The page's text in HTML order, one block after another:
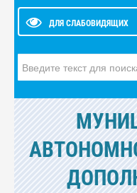
ДЛЯ СЛАБОВИДЯЩИХ